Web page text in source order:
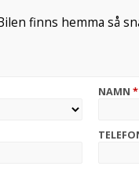
finns hemma så
NAMN *